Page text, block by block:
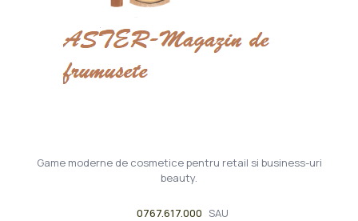
Game moderne de cosmetice pentru retail si business-uri
beauty.
0767.617.000 SAU